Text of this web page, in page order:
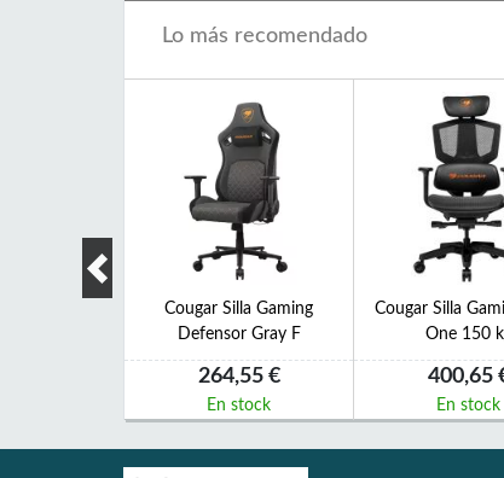
Lo más recomendado
Cougar Silla Gaming
Defensor Gray F
264,55 €
En stock
Cougar Silla
One 150
400,65
En stock